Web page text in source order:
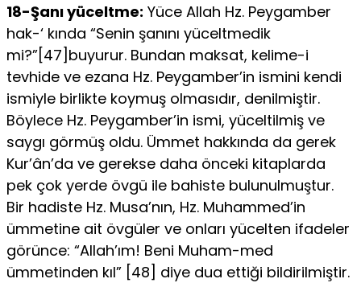
18-Şanı yüceltme: Yüce Allah Hz. Peygamber
hak-‘ kında “Senin şanını yüceltmedik
mi?”[47]buyurur. Bundan maksat, kelime-i
tevhide ve ezana Hz. Peygamber’in ismini kendi
ismiyle birlikte koymuş olmasıdır, denilmiştir.
Böylece Hz. Peygamber’in ismi, yücel­tilmiş ve
saygı görmüş oldu. Ümmet hakkında da gerek
Kur’ân’da ve gerekse daha önceki kitaplarda
pek çok yerde övgü ile bahiste bulunulmuştur.
Bir hadiste Hz. Musa’nın, Hz. Muhammed’in
ümmetine ait övgüler ve onları yücelten ifadeler
görünce: “Allah’ım! Beni Muham-med
ümmetinden kıl” [48] diye dua ettiği bildirilmiştir.